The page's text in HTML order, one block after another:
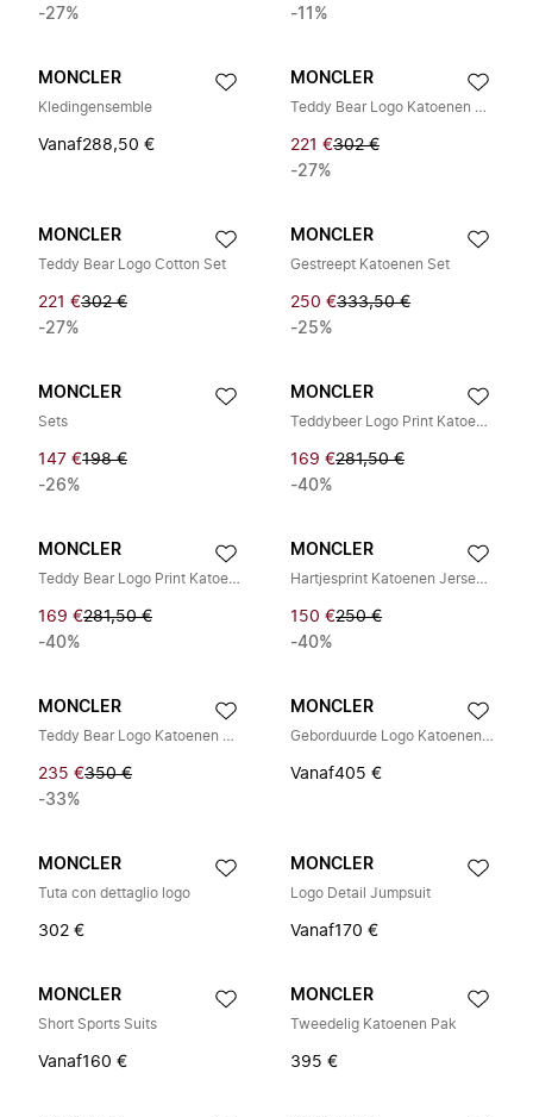
-27% -11%
MONCLER
Kledingensemble
Vanaf288,50 €
MONCLER
Teddy Bear Logo Katoenen Set
221 €302 €
-27%
MONCLER
Teddy Bear Logo Cotton Set
221 €302 €
-27%
MONCLER
Gestreept Katoenen Set
250 €333,50 €
-25%
MONCLER
Sets
147 €198 €
-26%
MONCLER
Teddybeer Logo Print Katoenen Set
169 €281,50 €
-40%
MONCLER
Teddy Bear Logo Print Katoenen Set
169 €281,50 €
-40%
MONCLER
Hartjesprint Katoenen Jersey Set
150 €250 €
-40%
MONCLER
Teddy Bear Logo Katoenen Set
235 €350 €
-33%
MONCLER
Geborduurde Logo Katoenen Trainingspak Set
Vanaf405 €
MONCLER
Tuta con dettaglio logo
302 €
MONCLER
Logo Detail Jumpsuit
Vanaf170 €
MONCLER
Short Sports Suits
Vanaf160 €
MONCLER
Tweedelig Katoenen Pak
395 €